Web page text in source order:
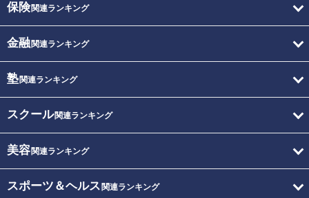
保険関連ランキング
金融関連ランキング
塾関連ランキング
スクール関連ランキング
美容関連ランキング
スポーツ＆ヘルス 関連ランキング